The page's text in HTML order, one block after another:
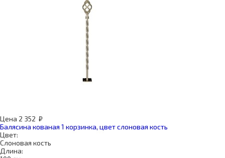
Цена 2 352 ₽
Балясина кованая 1 корзинка, цвет слоновая кость
Цвет:
Слоновая кость
Длина: